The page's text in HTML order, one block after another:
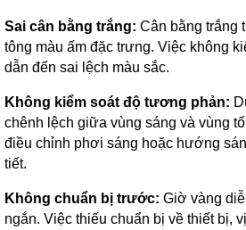
Sai cân bằng trắng: Cân bằng trắng
tông màu ấm đặc trưng. Việc không
dẫn đến sai lệch màu sắc.
Không kiểm soát độ tương phản:
chênh lệch giữa vùng sáng và vùng
điều chỉnh phơi sáng hoặc hướng
tiết.
Không chuẩn bị trước: Giờ vàng
ngắn. Việc thiếu chuẩn bị về thiết bị,